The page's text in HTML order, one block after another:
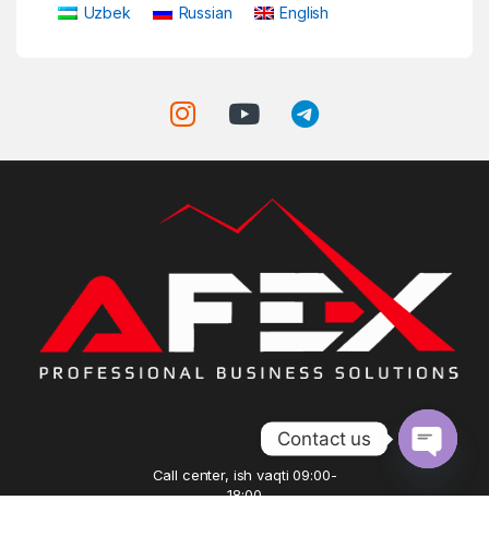
Uzbek Russian English
Call center, ish vaqti 09:00-
18:00
Contact us